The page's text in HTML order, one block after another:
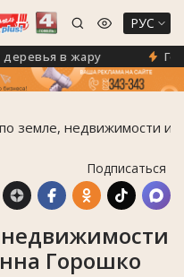
РУС
в жару
земле, недвижимости и
Подписаться
Горошко